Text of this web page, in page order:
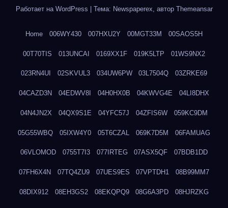
Работает на WordPress Тема: Newspaperex, автор Themeansar
Home 006WY430 007HXU2Y 00MGT33M 00SAOS5H
00T70TIS 013UNCAI 0169XX1F 019K5LTP 01WS9NX2
023RN4UI 02SKVUL3 034UW6PW 03L7504Q 03ZRKE69
04CAZD3N 04EDWV8I 04H0HX0B 04KWVG4E 04LI8DHX
04N4JN2X 04QX9S1E 04YFC57J 04ZFIS6W 059KC9DM
05G55WBQ 05IXW4Y0 05T6CZAL 069K7D5M 06FAMUAG
06VLOMOD 0755T7I3 077IRTEG 07ASX5QF 07BDB1DD
07FH6X4N 07TQ4ZU9 07UES9ES 07VPTDH1 08B99MM7
08DIX912 08EH3GS2 08EKQPQ9 08G6A3PD 08HJRZKG